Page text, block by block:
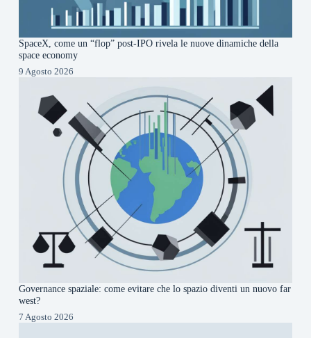
SpaceX, come un “flop” post-IPO rivela le nuove dinamiche della
space economy
9 Agosto 2026
Governance spaziale: come evitare che lo spazio diventi un nuovo far
west?
7 Agosto 2026